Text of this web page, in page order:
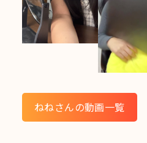
ねねさんの動画一覧